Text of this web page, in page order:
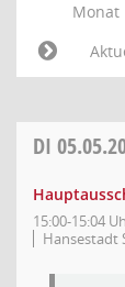
Monat
DI
15:00-15:04
Hansestadt